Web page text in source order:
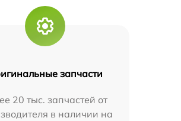
запчасти
20 тыс. запчастей от
в наличии на